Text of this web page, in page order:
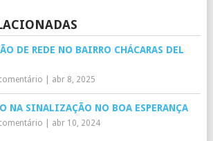
DE REDE NO BAIRRO CHÁCARAS DEL
abr 8, 2025
NA SINALIZAÇÃO NO BOA ESPERANÇA
abr 10, 2024